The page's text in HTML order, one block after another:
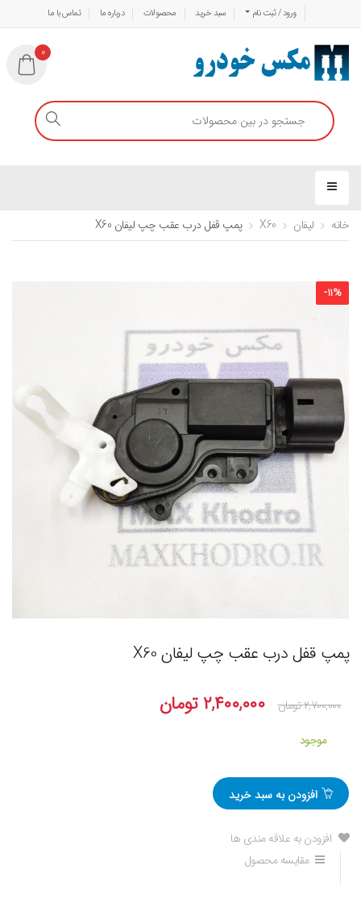
ورود / ثبت نام سبد خرید محصولات درباره ما تماس با ما
0
خانه لیفان X60 پمپ قفل درب عقب چپ لیفان X60
-11%
پمپ قفل درب عقب چپ لیفان X60
۲,۷۰۰,۰۰۰تومان ۲,۴۰۰,۰۰۰ تومان
موجود
افزودن به سبد خرید
افزودن به علاقه مندی ها
مقایسه محصول